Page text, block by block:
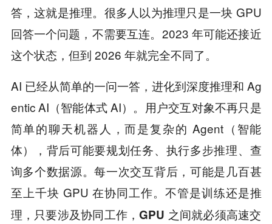
答，这就是推理。很多人以为推理只是一块 GPU
回答一个问题，不需要互连。2023 年可能还接近
这个状态，但到 2026 年就完全不同了。
AI 已经从简单的一问一答，进化到深度推理和 Ag
entic AI（智能体式 AI）。用户交互对象不再只是
简单的聊天机器人，而是复杂的 Agent（智能
体），背后可能要规划任务、执行多步推理、查
询多个数据源。每一次交互背后，可能是几百甚
至上千块 GPU 在协同工作。 不管是训练还是推
理，只要涉及协同工作，GPU 之间就必须高速交